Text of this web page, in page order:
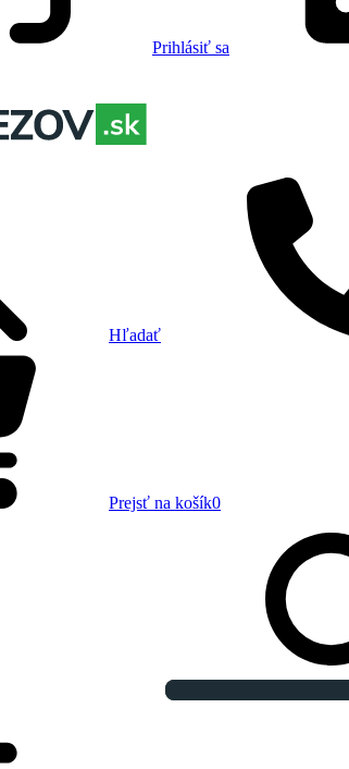
Prihlásiť sa
Hľadať
Prejsť na košík0